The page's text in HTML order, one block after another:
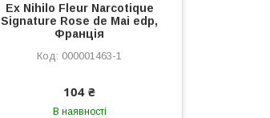
Ex Nihilo Fleur Narcotique
Signature Rose de Mai edp,
Франція
000001463-1
104 ₴
В наявності